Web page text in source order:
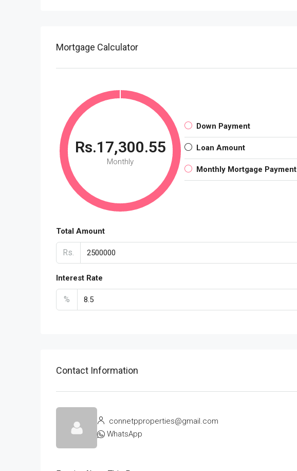
Mortgage Calculator
Rs.17,300.55
Monthly
Down Payment
Loan Amount
Monthly Mortgage Payment
Total Amount
Rs.
Interest Rate
%
Contact Information
connetpproperties@gmail.com
WhatsApp